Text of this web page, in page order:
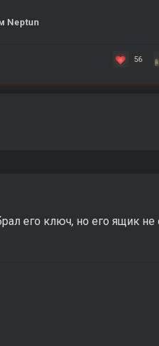
Neptun
56
его ключ, но его ящик не